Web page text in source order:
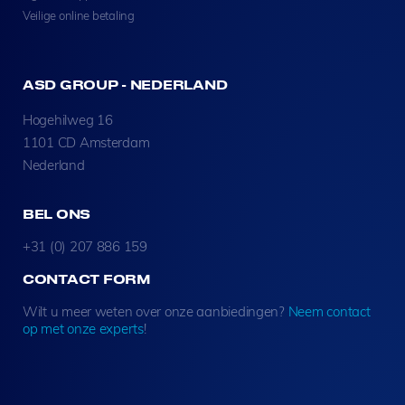
Veilige online betaling
ASD GROUP - NEDERLAND
Hogehilweg 16
1101 CD Amsterdam
Nederland
BEL ONS
+31 (0) 207 886 159
CONTACT FORM
Wilt u meer weten over onze aanbiedingen? Neem contact
op met onze experts!